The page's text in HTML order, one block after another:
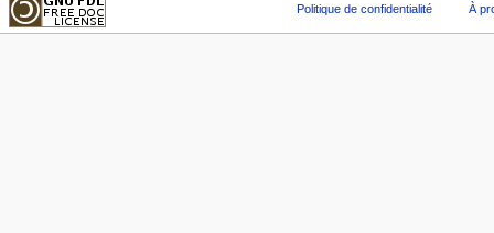
Politique de confidentialité À